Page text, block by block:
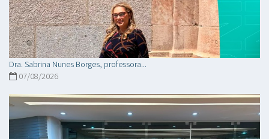
Dra. Sabrina Nunes Borges, professora...
07/08/2026